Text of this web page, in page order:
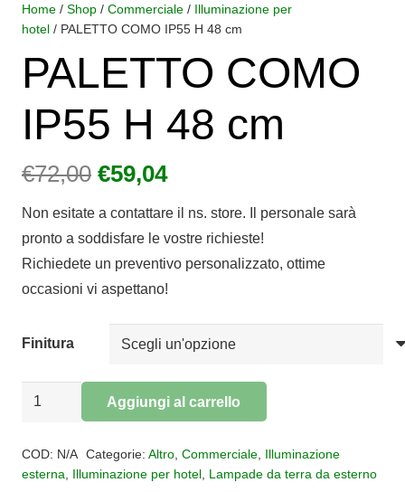
Home / Shop / Commerciale / Illuminazione per
hotel / PALETTO COMO IP55 H 48 cm
PALETTO COMO
IP55 H 48 cm
€72,00 Il
originale
era:
€72,00.
€59,04Il
attuale
è:
€59,04.
Non esitate a contattare il ns. store. Il personale sarà
pronto a soddisfare le vostre richieste!
Richiedete un preventivo personalizzato, ottime
occasioni vi aspettano!
Finitura
PALETTO
H
Aggiungi al carrello
COD: N/A Categorie: Altro, Commerciale, Illuminazione
esterna
Illuminazione per hotel Lampade da terra da esterno